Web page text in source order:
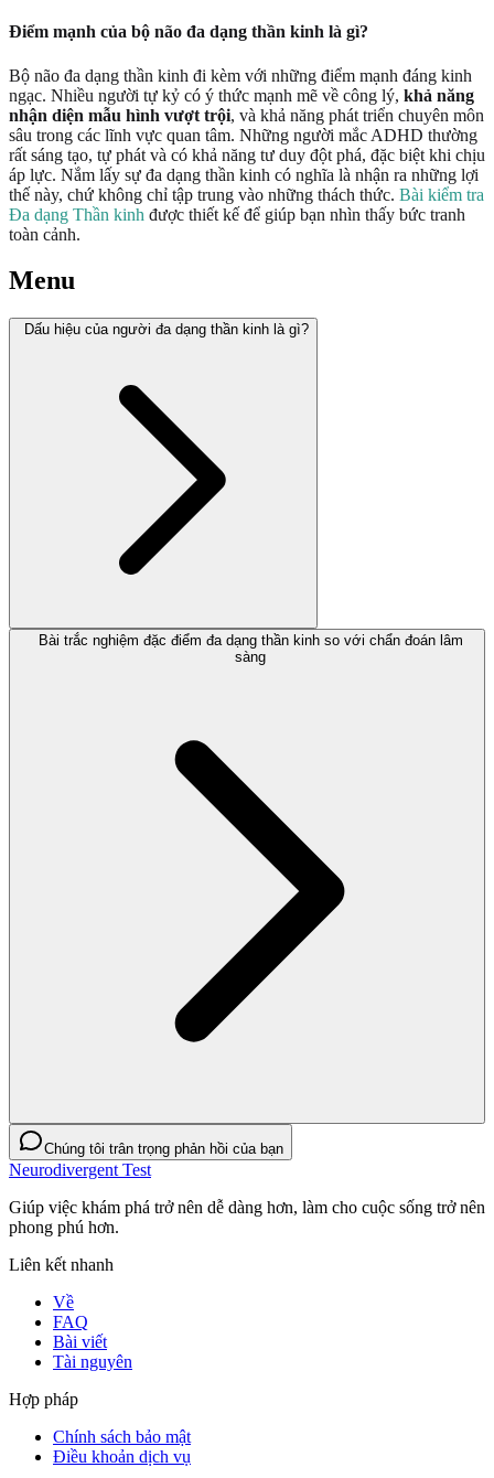
Điểm mạnh của bộ não đa dạng thần kinh là gì?
Bộ não đa dạng thần kinh đi kèm với những điểm mạnh đáng kinh
ngạc. Nhiều người tự kỷ có ý thức mạnh mẽ về công lý, khả năng
nhận diện mẫu hình vượt trội, và khả năng phát triển chuyên môn
sâu trong các lĩnh vực quan tâm. Những người mắc ADHD thường
rất sáng tạo, tự phát và có khả năng tư duy đột phá, đặc biệt khi chịu
áp lực. Nắm lấy sự đa dạng thần kinh có nghĩa là nhận ra những lợi
thế này, chứ không chỉ tập trung vào những thách thức. Bài kiểm tra
Đa dạng Thần kinh được thiết kế để giúp bạn nhìn thấy bức tranh
toàn cảnh.
Menu
Dấu hiệu của người đa dạng thần kinh là gì?
Bài trắc nghiệm đặc điểm đa dạng thần kinh so với chẩn đoán lâm
sàng
Chúng tôi trân trọng phản hồi của bạn
Neurodivergent Test
Giúp việc khám phá trở nên dễ dàng hơn, làm cho cuộc sống trở nên
phong phú hơn.
Liên kết nhanh
Về
FAQ
Bài viết
Tài nguyên
Hợp pháp
Chính sách bảo mật
Điều khoản dịch vụ